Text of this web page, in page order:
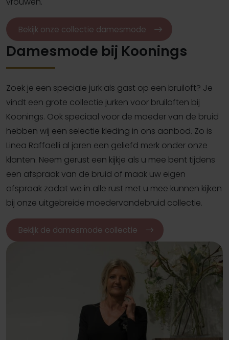
Bekijk onze collectie damesmode
Damesmode bij Koonings
Zoek je een speciale jurk als gast op een bruiloft? Je
vindt een grote collectie jurken voor bruiloften bij
Koonings. Ook speciaal voor de moeder van de bruid
hebben wij een selectie kleding in ons aanbod. Zo is
Linea Raffaelli al jaren een geliefd merk onder onze
klanten. Neem gerust een kijkje als u mee bent tijdens
een afspraak van de bruid of maak uw eigen
afspraak zodat we in alle rust met u mee kunnen kijken
bij onze uitgebreide moedervandebruid collectie.
Bekijk de damesmode collectie